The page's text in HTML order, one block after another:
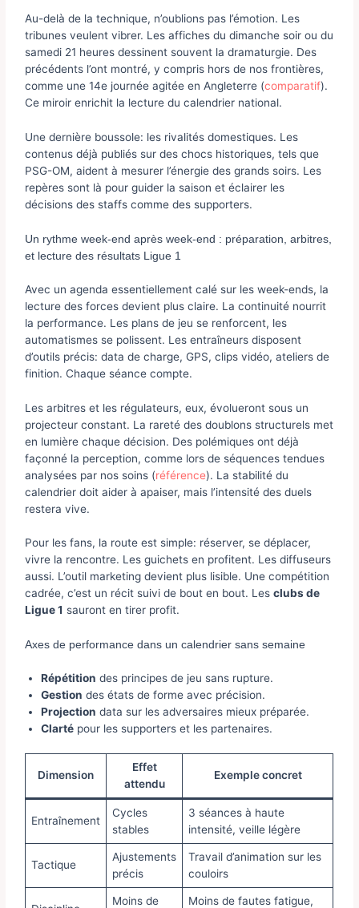
Au-delà de la technique, n’oublions pas l’émotion. Les
tribunes veulent vibrer. Les affiches du dimanche soir ou du
samedi 21 heures dessinent souvent la dramaturgie. Des
précédents l’ont montré, y compris hors de nos frontières,
comme une 14e journée agitée en Angleterre (comparatif).
Ce miroir enrichit la lecture du calendrier national.
Une dernière boussole: les rivalités domestiques. Les
contenus déjà publiés sur des chocs historiques, tels que
PSG-OM, aident à mesurer l’énergie des grands soirs. Les
repères sont là pour guider la saison et éclairer les
décisions des staffs comme des supporters.
Un rythme week-end après week-end : préparation, arbitres,
et lecture des résultats Ligue 1
Avec un agenda essentiellement calé sur les week-ends, la
lecture des forces devient plus claire. La continuité nourrit
la performance. Les plans de jeu se renforcent, les
automatismes se polissent. Les entraîneurs disposent
d’outils précis: data de charge, GPS, clips vidéo, ateliers de
finition. Chaque séance compte.
Les arbitres et les régulateurs, eux, évolueront sous un
projecteur constant. La rareté des doublons structurels met
en lumière chaque décision. Des polémiques ont déjà
façonné la perception, comme lors de séquences tendues
analysées par nos soins (référence). La stabilité du
calendrier doit aider à apaiser, mais l’intensité des duels
restera vive.
Pour les fans, la route est simple: réserver, se déplacer,
vivre la rencontre. Les guichets en profitent. Les diffuseurs
aussi. L’outil marketing devient plus lisible. Une compétition
cadrée, c’est un récit suivi de bout en bout. Lesclubs de
Ligue 1 sauront en tirer profit.
Axes de performance dans un calendrier sans semaine
Répétition des principes de jeu sans rupture.
Gestion des états de forme avec précision.
Projection data sur les adversaires mieux préparée.
Clarté pour les supporters et les partenaires.
Dimension
Effet
attendu
Exemple concret
Entraînement
Cycles
stables
3 séances à haute
intensité, veille légère
Tactique
Ajustements
précis
Travail d’animation sur les
couloirs
Moins de Moins de fautes fatigue,